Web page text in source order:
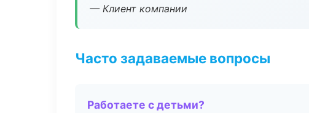
— Клиент компании
Часто задаваемые вопросы
Работаете с детьми?